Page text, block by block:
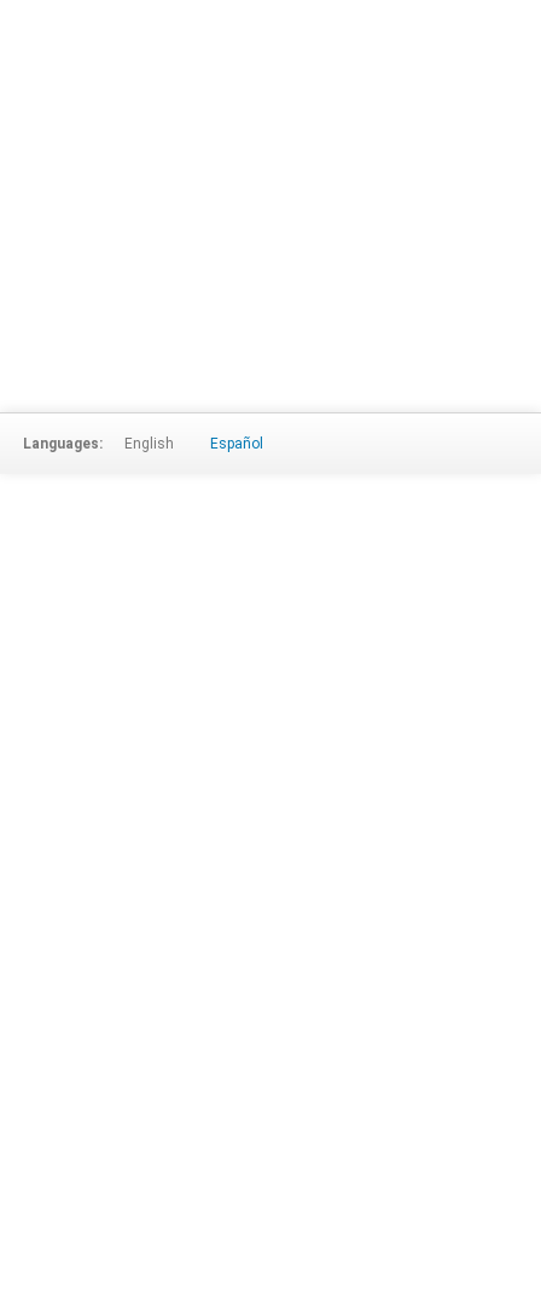
Languages: English Español